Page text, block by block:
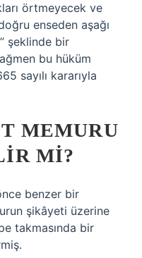
örtmeyecek ve
enseden aşağı
şeklinde bir
bu hüküm
sayılı kararıyla
MEMURU
MI?
benzer bir
şikâyeti üzerine
takmasında bir